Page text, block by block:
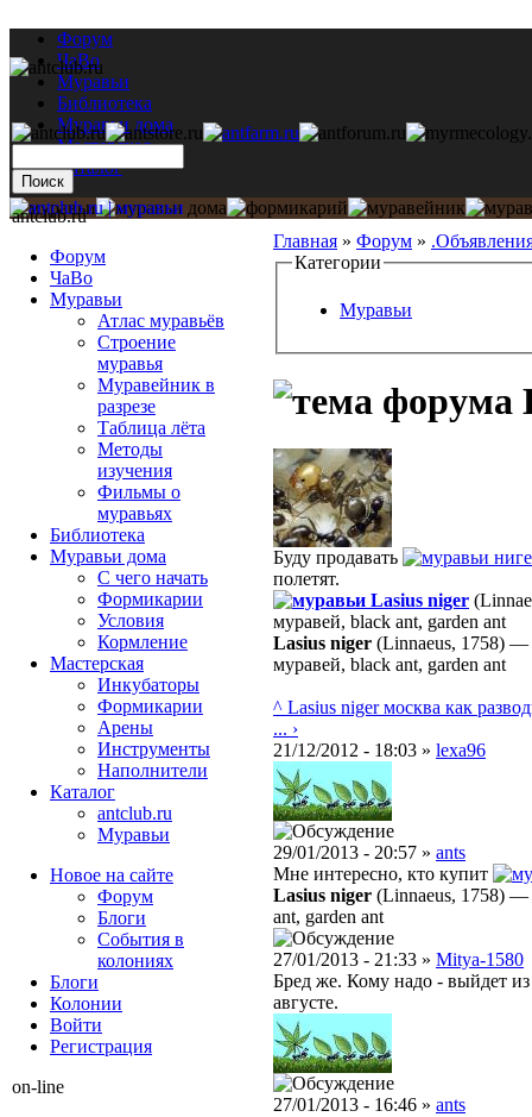
Форум
ЧаВо
Муравьи
Библиотека
Муравьи дома
Мастерская
Каталог
Главная » Форум »
Категории
Муравьи
Буду продавать
полетят.
Lasius niger
муравей, black ant, garden ant
Lasius niger (Linnaeus, 1758) —
муравей, black ant, garden ant
^ Lasius niger москва как
... ›
21/12/2012 - 18:03 » lexa96
29/01/2013 - 20:57 » ants
Мне интересно, кто купит
Lasius niger (Linnaeus, 1758) —
ant, garden ant
27/01/2013 - 21:33 » Mitya-1580
Бред же. Кому надо - выйдет
августе.
27/01/2013 - 16:46 » ants
antclub.ru
Форум
ЧаВо
Муравьи
Атлас муравьёв
Строение
муравья
Муравейник в
разрезе
Таблица лёта
Методы
изучения
Фильмы о
муравьях
Библиотека
Муравьи дома
С чего начать
Формикарии
Условия
Кормление
Мастерская
Инкубаторы
Формикарии
Арены
Инструменты
Наполнители
Каталог
antclub.ru
Муравьи
Новое на сайте
Форум
Блоги
События в
колониях
Блоги
Колонии
Войти
Peгиcтpaция
on-line